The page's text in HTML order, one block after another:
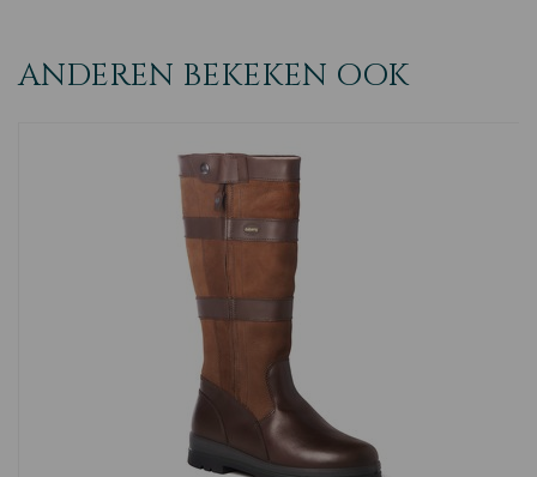
ANDEREN BEKEKEN OOK